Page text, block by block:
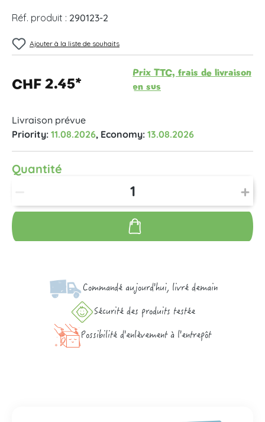
Réf. produit : 290123-2
Ajouter à la liste de souhaits
CHF 2.45*
Prix TTC, frais de livraison
en sus
Livraison prévue
Priority: 11.08.2026, Economy: 13.08.2026
Quantité
Commandé aujourd'hui, livré demain
Sécurité des produits testée
Possibilité d'enlèvement à l'entrepôt